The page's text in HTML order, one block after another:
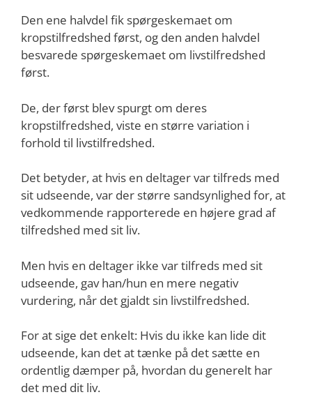
Den ene halvdel fik spørgeskemaet om
kropstilfredshed først, og den anden halvdel
besvarede spørgeskemaet om livstilfredshed
først.
De, der først blev spurgt om deres
kropstilfredshed, viste en større variation i
forhold til livstilfredshed.
Det betyder, at hvis en deltager var tilfreds med
sit udseende, var der større sandsynlighed for, at
vedkommende rapporterede en højere grad af
tilfredshed med sit liv.
Men hvis en deltager ikke var tilfreds med sit
udseende, gav han/hun en mere negativ
vurdering, når det gjaldt sin livstilfredshed.
For at sige det enkelt: Hvis du ikke kan lide dit
udseende, kan det at tænke på det sætte en
ordentlig dæmper på, hvordan du generelt har
det med dit liv.